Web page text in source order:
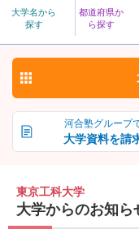
大学名から
探す
都道府県か
ら探す
私立
とうきょうこうか
東京工
河合塾グループ
大学資料を請
東京工科大学
大学からのお知